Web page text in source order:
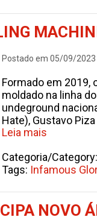
Postado em 05/09/2023
Formado em 2019,
moldado na linha
undeground
Hate), Gustavo Piza
Leia mais
Categoria/Category:
Tags: Infamous
NOVO